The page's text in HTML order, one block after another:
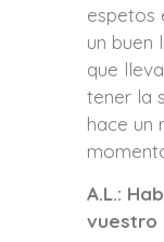
espetos
un buen
que
tener la
hace un
A.L.:
vuestro